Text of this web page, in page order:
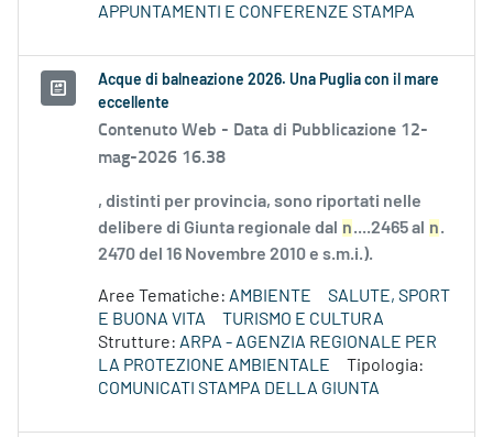
APPUNTAMENTI E CONFERENZE STAMPA
Acque di balneazione 2026. Una Puglia con il mare
eccellente
Contenuto Web - Data di Pubblicazione 12-
mag-2026 16.38
, distinti per provincia, sono riportati nelle
delibere di Giunta regionale dal n....2465 al n.
2470 del 16 Novembre 2010 e s.m.i.).
Aree Tematiche: AMBIENTE
SALUTE, SPORT
E BUONA VITA
TURISMO E CULTURA
Strutture: ARPA - AGENZIA REGIONALE PER
LA PROTEZIONE AMBIENTALE
Tipologia:
COMUNICATI STAMPA DELLA GIUNTA